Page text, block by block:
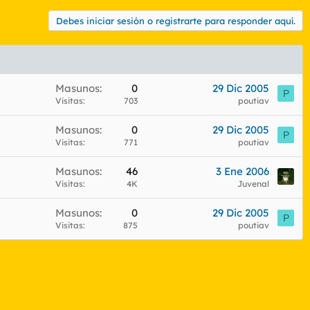
Debes iniciar sesión o registrarte para responder aquí.
Masunos 0
Visitas 703
29 Dic 2005
poutiav
P
Masunos 0
Visitas 771
29 Dic 2005
poutiav
P
Masunos 46
Visitas 4K
3 Ene 2006
Juvenal
Masunos 0
Visitas 875
29 Dic 2005
poutiav
P